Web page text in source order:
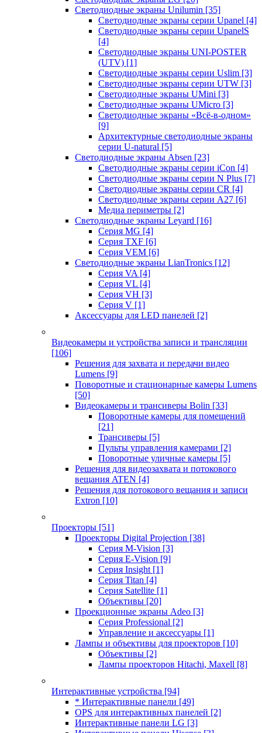
Светодиодные экраны Unilumin [35]
Светодиодные экраны серии Upanel [4]
Светодиодные экраны серии UpanelS
[4]
Светодиодные экраны UNI-POSTER
(UTV) [1]
Светодиодные экраны серии Uslim [3]
Светодиодные экраны серии UTW [3]
Светодиодные экраны UMini [3]
Светодиодные экраны UMicro [3]
Светодиодные экраны «Всё-в-одном»
[9]
Архитектурные светодиодные экраны
серии U-natural [5]
Светодиодные экраны Absen [23]
Светодиодные экраны серии iCon [4]
Светодиодные экраны серии N Plus [7]
Светодиодные экраны серии CR [4]
Светодиодные экраны серии А27 [6]
Медиа периметры [2]
Светодиодные экраны Leyard [16]
Серия MG [4]
Серия TXF [6]
Серия VEM [6]
Светодиодные экраны LianTronics [12]
Серия VA [4]
Серия VL [4]
Серия VH [3]
Серия V [1]
Аксессуары для LED панелей [2]
Видеокамеры и устройства записи и трансляции
[106]
Решения для захвата и передачи видео
Lumens [9]
Поворотные и стационарные камеры Lumens
[50]
Видеокамеры и трансиверы Bolin [33]
Поворотные камеры для помещений
[21]
Трансиверы [5]
Пульты управления камерами [2]
Поворотные уличные камеры [5]
Решения для видеозахвата и потокового
вещания ATEN [4]
Решения для потокового вещания и записи
Extron [10]
Проекторы [51]
Проекторы Digital Projection [38]
Серия M-Vision [3]
Серия E-Vision [9]
Серия Insight [1]
Серия Titan [4]
Серия Satellite [1]
Объективы [20]
Проекционные экраны Adeo [3]
Серия Professional [2]
Управление и аксессуары [1]
Лампы и объективы для проекторов [10]
Объективы [2]
Лампы проекторов Hitachi, Maxell [8]
Интерактивные устройства [94]
* Интерактивные панели [49]
OPS для интерактивных панелей [2]
Интерактивные панели LG [3]